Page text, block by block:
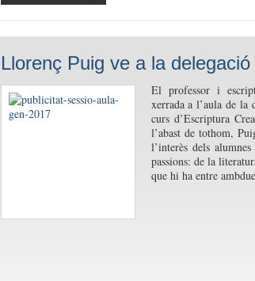
Llorenç Puig ve a la delegació
El professor i
xerrada a l’aula de la
curs d’Escriptura
l’abast de tothom,
l’interès dels
passions: de la
que hi ha entre